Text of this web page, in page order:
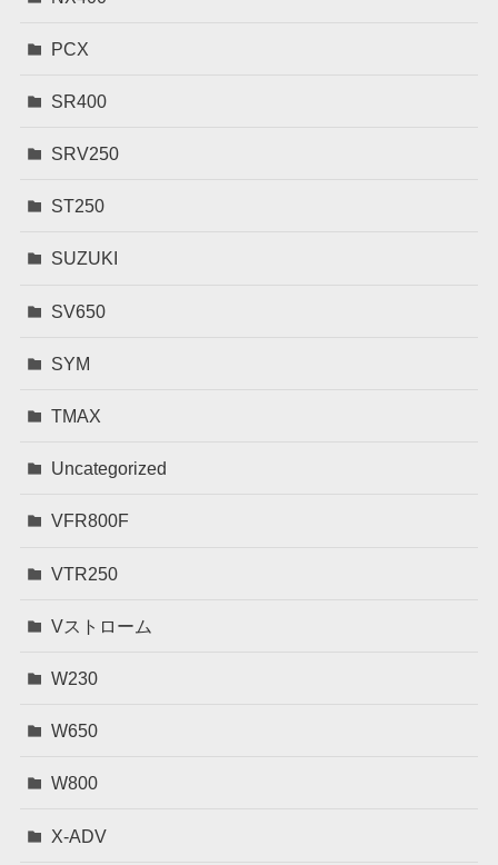
PCX
SR400
SRV250
ST250
SUZUKI
SV650
SYM
TMAX
Uncategorized
VFR800F
VTR250
Vストローム
W230
W650
W800
X-ADV